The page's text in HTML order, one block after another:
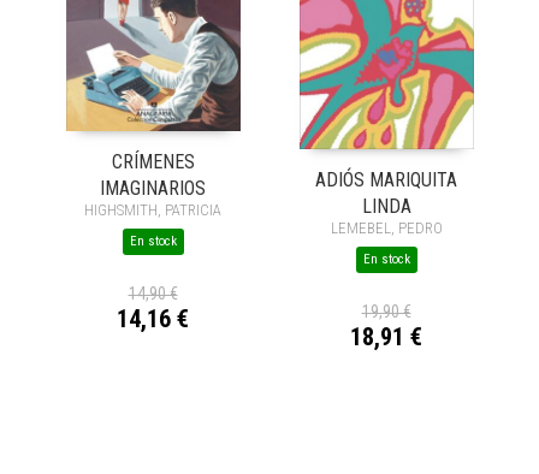
CRÍMENES
IMAGINARIOS
HIGHSMITH, PATRICIA
En stock
14,90 €
14,16 €
ADIÓS MARIQUITA
LINDA
LEMEBEL, PEDRO
En stock
19,90 €
18,91 €